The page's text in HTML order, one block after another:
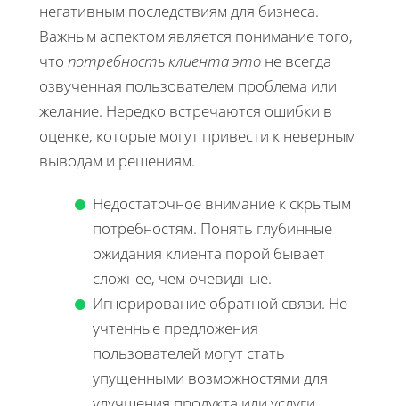
негативным последствиям для бизнеса.
Важным аспектом является понимание того,
что потребность клиента это не всегда
озвученная пользователем проблема или
желание. Нередко встречаются ошибки в
оценке, которые могут привести к неверным
выводам и решениям.
Недостаточное внимание к скрытым
потребностям. Понять глубинные
ожидания клиента порой бывает
сложнее, чем очевидные.
Игнорирование обратной связи. Не
учтенные предложения
пользователей могут стать
упущенными возможностями для